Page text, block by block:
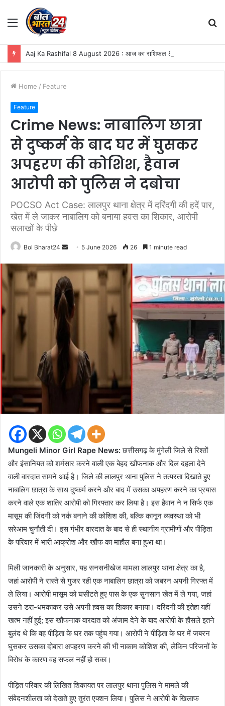
Menu
Home / Feature
Feature
Crime News: नाबालिग छात्रा
से दुष्कर्म के बाद घर में घुसकर
अपहरण की कोशिश, हैवान
आरोपी को पुलिस ने दबोचा
POCSO Act Case: लालपुर थाना क्षेत्र में दरिंदगी की हदें पार,
खेत में ले जाकर नाबालिग को बनाया हवस का शिकार, आरोपी
सलाखों के पीछे
Bol Bharat24
Send
email
5 June 2026 26 1 minute read
Mungeli Minor Girl Rape News:छत्तीसगढ़ के मुंगेली जिले से रिश्तों
और इंसानियत को शर्मसार करने वाली एक बेहद खौफनाक और दिल दहला देने
वाली वारदात सामने आई है। जिले की लालपुर थाना पुलिस ने तत्परता दिखाते हुए
नाबालिग छात्रा के साथ दुष्कर्म करने और बाद में उसका अपहरण करने का प्रयास
करने वाले एक शातिर आरोपी को गिरफ्तार कर लिया है। इस हैवान ने न सिर्फ एक
मासूम की जिंदगी को नर्क बनाने की कोशिश की, बल्कि कानून व्यवस्था को भी
सरेआम चुनौती दी। इस गंभीर वारदात के बाद से ही स्थानीय ग्रामीणों और पीड़िता
के परिवार में भारी आक्रोश और खौफ का माहौल बना हुआ था।
मिली जानकारी के अनुसार, यह सनसनीखेज मामला लालपुर थाना क्षेत्र का है,
जहां आरोपी ने रास्ते से गुजर रही एक नाबालिग छात्रा को जबरन अपनी गिरफ्त में
ले लिया। आरोपी मासूम को घसीटते हुए पास के एक सुनसान खेत में ले गया, जहां
उसने डरा-धमकाकर उसे अपनी हवस का शिकार बनाया। दरिंदगी की इंतेहा यहीं
खत्म नहीं हुई; इस खौफनाक वारदात को अंजाम देने के बाद आरोपी के हौसले इतने
बुलंद थे कि वह पीड़िता के घर तक पहुंच गया। आरोपी ने पीड़िता के घर में जबरन
घुसकर उसका दोबारा अपहरण करने की भी नाकाम कोशिश की, लेकिन परिजनों के
विरोध के कारण वह सफल नहीं हो सका।
पीड़ित परिवार की लिखित शिकायत पर लालपुर थाना पुलिस ने मामले की
संवेदनशीलता को देखते हुए तुरंत एक्शन लिया। पुलिस ने आरोपी के खिलाफ